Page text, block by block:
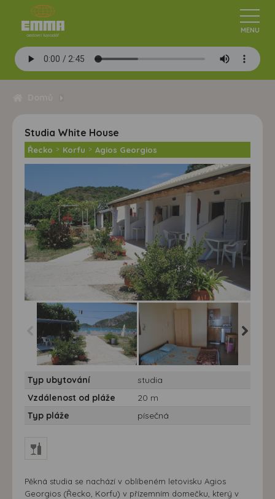
Studia White House
Řecko > Korfu > Agios Georgios
Typ ubytování
studia
Vzdálenost od pláže
20 m
Typ pláže
písečná
Pěkná studia se nachází v oblíbeném letovisku Agios
Georgios (Řecko, Korfu) v přízemním domečku, který v